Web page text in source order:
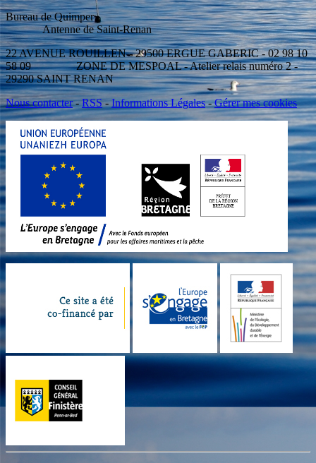
Bureau de Quimper
Antenne de Saint-Renan
22 AVENUE ROUILLEN - 29500 ERGUE GABERIC - 02 98 10
58 09 ZONE DE MESPOAL - Atelier relais numéro 2 -
29290 SAINT RENAN
Nous contacter-RSS-Informations Légales-Gérer mes cookies